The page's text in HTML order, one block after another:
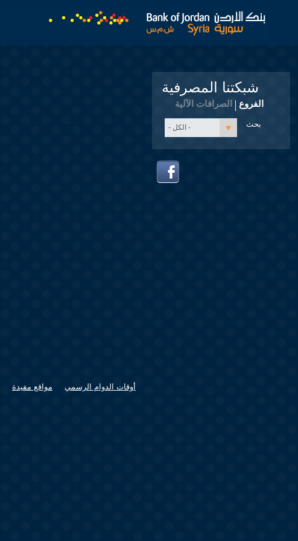
شبكتنا المصرفية
الفروع الصرافات الآلية
- الكل -
مواقع مفيدة أوقات الدوام الرسمي